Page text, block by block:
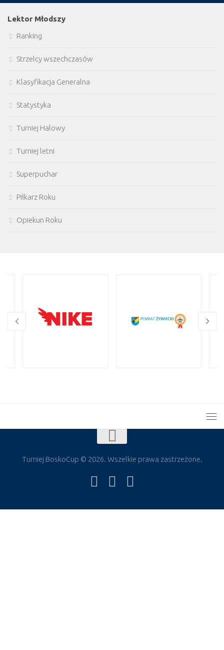
Lektor Młodszy
Ranking
Strzelcy wszechczasów
Klasyfikacja Generalna
Statystyka
Turniej Halowy
Turniej letni
Superpuchar
Piłkarz Roku
Opiekun Roku
Turniej BoskoCup © 2026. Wszelkie prawa zastrzeżone.